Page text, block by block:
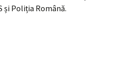
și Poliția Română.